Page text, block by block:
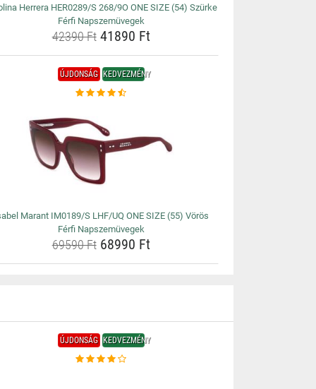
Herrera HER0289/S 268/9O ONE SIZE (54) Szürke
Férfi Napszemüvegek
42390 Ft41890 Ft
ÚJDONSÁG KEDVEZMÉNY
Marant IM0189/S LHF/UQ ONE SIZE (55) Vörös
Férfi Napszemüvegek
69590 Ft68990 Ft
ÚJDONSÁG KEDVEZMÉNY